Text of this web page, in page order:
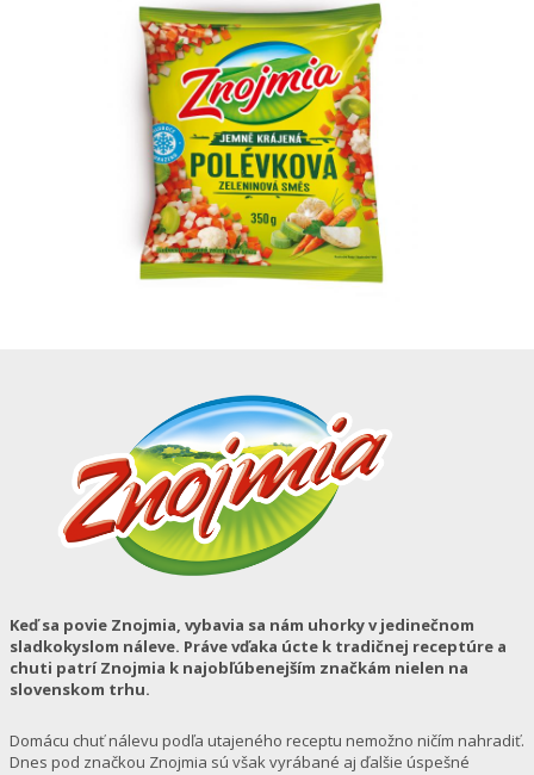
Keď sa povie Znojmia, vybavia sa nám uhorky v jedinečnom
sladkokyslom náleve. Práve vďaka úcte k tradičnej receptúre a
chuti patrí Znojmia k najobľúbenejším značkám nielen na
slovenskom trhu.
Domácu chuť nálevu podľa utajeného receptu nemožno ničím nahradiť.
Dnes pod značkou Znojmia sú však vyrábané aj ďalšie úspešné